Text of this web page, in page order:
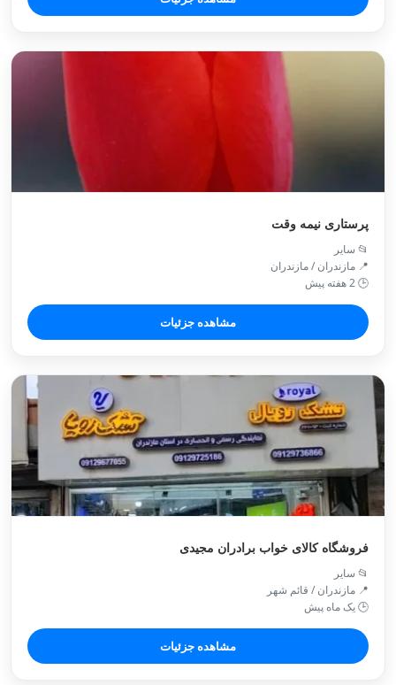
پرستاری نیمه وقت
📂 سایر
📍 مازندران / مازندران
🕒 2 هفته پیش
مشاهده جزئیات
فروشگاه کالای خواب برادران مجیدی
📂 سایر
📍 مازندران / قائم شهر
🕒 یک ماه پیش
مشاهده جزئیات